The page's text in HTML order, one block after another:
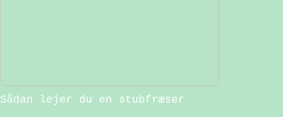
Sådan lejer du en stubfræser